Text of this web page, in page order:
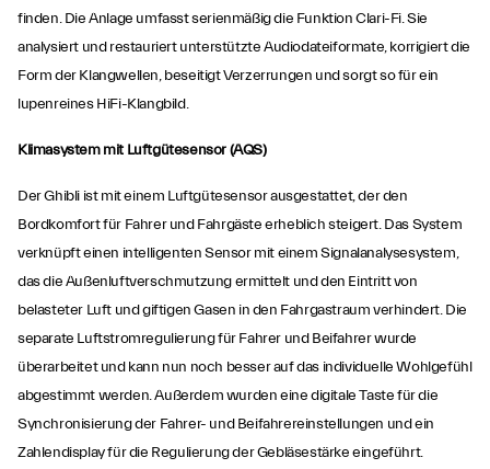
finden. Die Anlage umfasst serienmäßig die Funktion Clari-Fi. Sie
analysiert und restauriert unterstützte Audiodateiformate, korrigiert die
Form der Klangwellen, beseitigt Verzerrungen und sorgt so für ein
lupenreines HiFi-Klangbild.
Klimasystem mit Luftgütesensor (AQS)
Der Ghibli ist mit einem Luftgütesensor ausgestattet, der den
Bordkomfort für Fahrer und Fahrgäste erheblich steigert. Das System
verknüpft einen intelligenten Sensor mit einem Signalanalysesystem,
das die Außenluftverschmutzung ermittelt und den Eintritt von
belasteter Luft und giftigen Gasen in den Fahrgastraum verhindert. Die
separate Luftstromregulierung für Fahrer und Beifahrer wurde
überarbeitet und kann nun noch besser auf das individuelle Wohlgefühl
abgestimmt werden. Außerdem wurden eine digitale Taste für die
Synchronisierung der Fahrer- und Beifahrereinstellungen und ein
Zahlendisplay für die Regulierung der Gebläsestärke eingeführt.